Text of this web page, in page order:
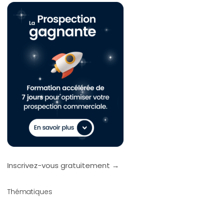
Inscrivez-vous gratuitement →
Thématiques